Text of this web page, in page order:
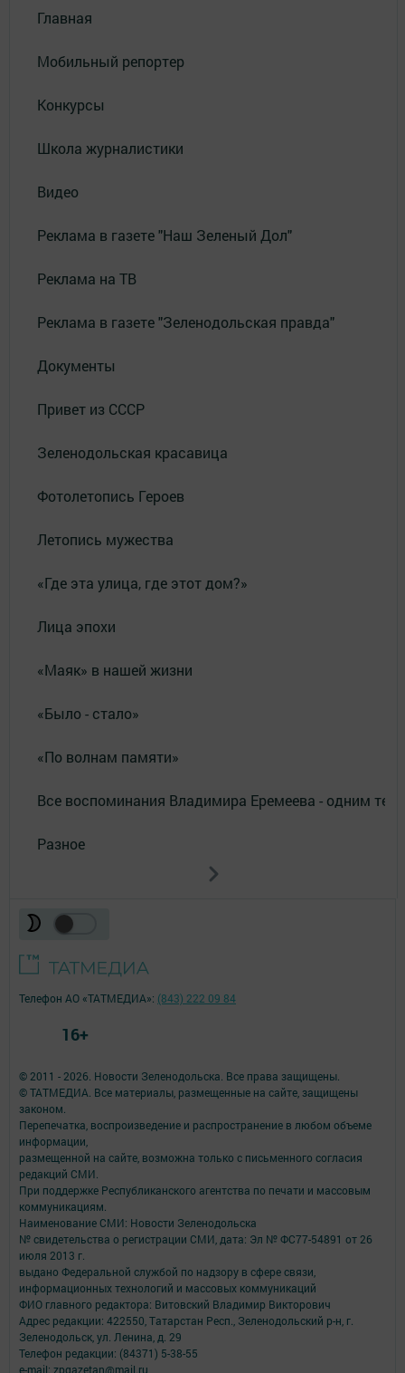
Главная
Мобильный репортер
Конкурсы
Школа журналистики
Видео
Реклама в газете "Наш Зеленый Дол"
Реклама на ТВ
Реклама в газете "Зеленодольская правда"
Документы
Привет из СССР
Зеленодольская красавица
Фотолетопись Героев
Летопись мужества
«Где эта улица, где этот дом?»
Лица эпохи
«Маяк» в нашей жизни
«Было - стало»
«По волнам памяти»
Все воспоминания Владимира Еремеева - одним
Разное
© 2011 - 2026. Новости Зеленодольска. Все права защищены.
© ТАТМЕДИА. Все материалы, размещенные на сайте, защищены
законом.
Перепечатка, воспроизведение и распространение в любом объеме
информации,
размещенной на сайте, возможна только с письменного согласия
редакций СМИ.
При поддержке Республиканского агентства по печати и массовым
коммуникациям.
Наименование СМИ: Новости Зеленодольска
№ свидетельства о регистрации СМИ, дата: Эл № ФС77-54891 от 26
июля 2013 г.
выдано Федеральной службой по надзору в сфере связи,
информационных технологий и массовых коммуникаций
ФИО главного редактора: Витовский Владимир Викторович
Адрес редакции: 422550, Татарстан Респ., Зеленодольский р-н, г.
Зеленодольск, ул. Ленина, д. 29
Телефон редакции: (84371) 5-38-55
e-mail: zpgazetan@mail.ru
Телефон АО «ТАТМЕДИА»: (843) 222 09 84
16+